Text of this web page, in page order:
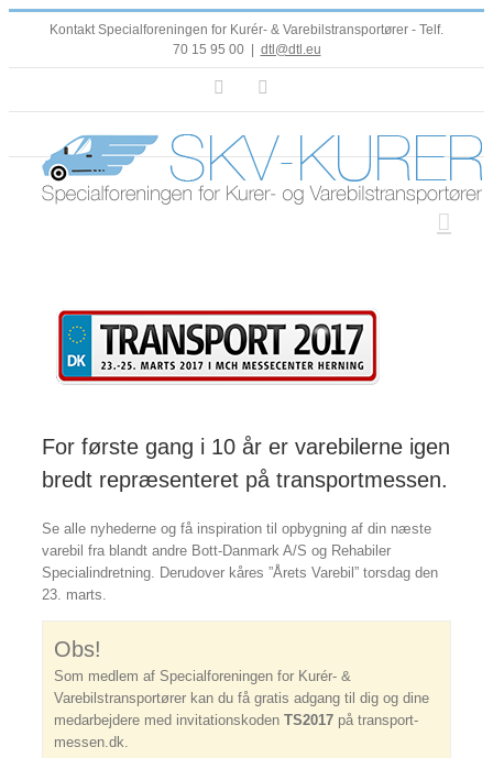
Kontakt Specialforeningen for Kurér- & Varebilstransportører - Telf.
70 15 95 00
dtl@dtl.eu
Facebook
For første gang i 10 år er varebilerne igen
bredt repræsenteret på transportmessen.
Se alle nyhederne og få inspiration til opbygning af din næste
varebil fra blandt andre Bott-Danmark A/S og Rehabiler
Specialindretning. Derudover kåres ”Årets Varebil” torsdag den
23. marts.
Obs!
Som medlem af Specialforeningen for Kurér- &
Varebilstransportører kan du få gratis adgang til dig og dine
medarbejdere med invitationskoden TS2017 på transport-
messen.dk.